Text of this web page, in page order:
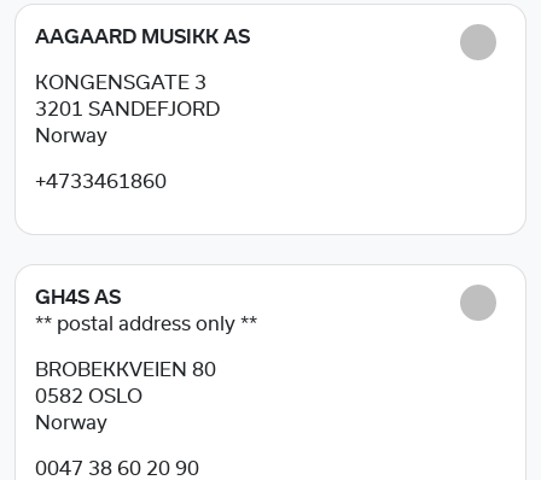
AAGAARD MUSIKK AS
KONGENSGATE 3
3201 SANDEFJORD
Norway
+4733461860
GH4S AS
** postal address only **
BROBEKKVEIEN 80
0582 OSLO
Norway
0047 38 60 20 90